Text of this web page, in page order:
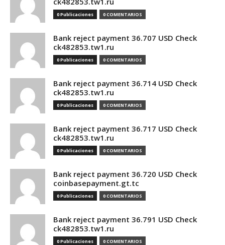
0 Publicaciones 0 COMENTARIOS
Bank reject payment 36.707 USD Check
ck482853.tw1.ru
0 Publicaciones 0 COMENTARIOS
Bank reject payment 36.714 USD Check
ck482853.tw1.ru
0 Publicaciones 0 COMENTARIOS
Bank reject payment 36.717 USD Check
ck482853.tw1.ru
0 Publicaciones 0 COMENTARIOS
Bank reject payment 36.720 USD Check
coinbasepayment.gt.tc
0 Publicaciones 0 COMENTARIOS
Bank reject payment 36.791 USD Check
ck482853.tw1.ru
0 Publicaciones 0 COMENTARIOS